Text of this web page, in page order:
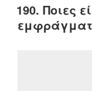
ΣΤΙΣ
190. Ποιες